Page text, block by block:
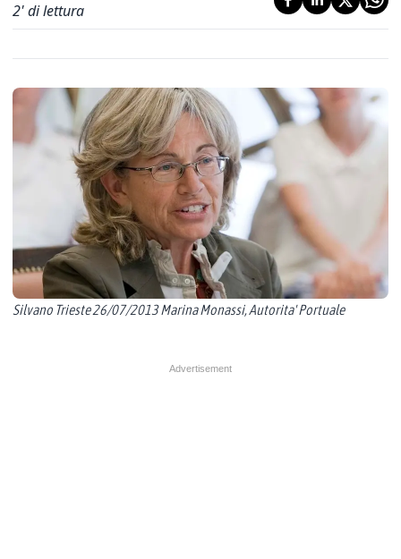
2' di lettura
Silvano Trieste 26/07/2013 Marina Monassi, Autorita' Portuale